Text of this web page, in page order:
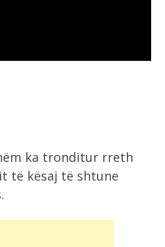
ka tronditur rreth
të kësaj të shtune